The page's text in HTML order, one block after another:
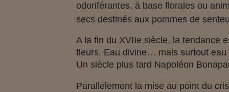
odoriférantes, à base florales ou
secs destinés aux pommes de
A la fin du XVIIe siècle, la tendance
fleurs, Eau divine… mais surtout
Un siècle plus tard Napoléon
Parallèlement la mise au point du